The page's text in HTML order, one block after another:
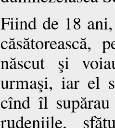
Fiind de 18
născut şi
urmaşi, iar el
cînd îl
rudeniile,